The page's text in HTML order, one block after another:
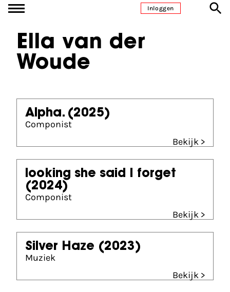
Ga naar inhoudInloggen
Ella van der
Woude
Alpha. (2025)
Componist
Bekijk >
looking she said I forget
(2024)
Componist
Bekijk >
Silver Haze (2023)
Muziek
Bekijk >